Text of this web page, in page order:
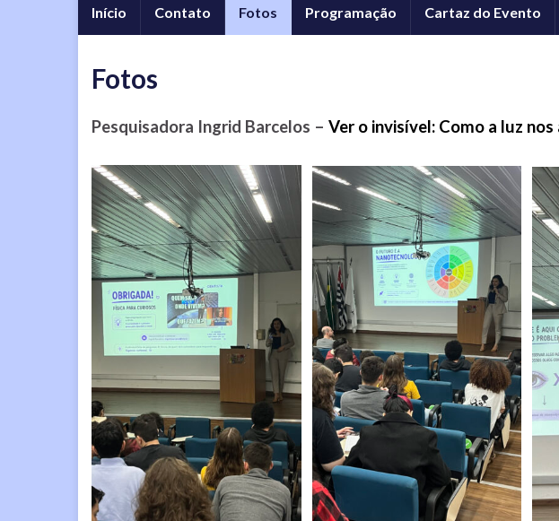
Início Contato Fotos Programação Cartaz do Evento
Fotos
Pesquisadora Ingrid Barcelos – Ver o invisível: Como a luz